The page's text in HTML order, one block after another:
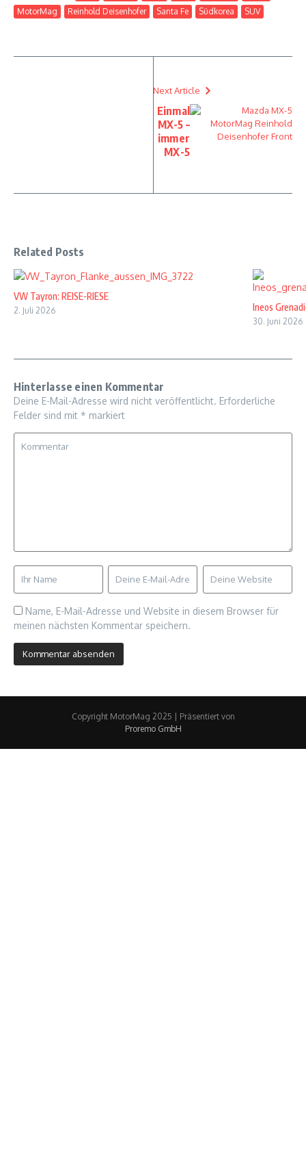
MotorMag Reinhold Deisenhofer Santa Fe Südkorea SUV
Next Article
Einmal
MX-5 –
immer
MX-5
Related Posts
VW Tayron: REISE-RIESE
2. Juli 2026 Ineos
30. Juni 2026
Hinterlasse einen Kommentar
Deine E-Mail-Adresse wird nicht veröffentlicht. Erforderliche
Felder sind mit * markiert
Name, E-Mail-Adresse und Website in diesem Browser für
meinen nächsten Kommentar speichern.
Copyright MotorMag 2025 | Präsentiert von
Proremo GmbH